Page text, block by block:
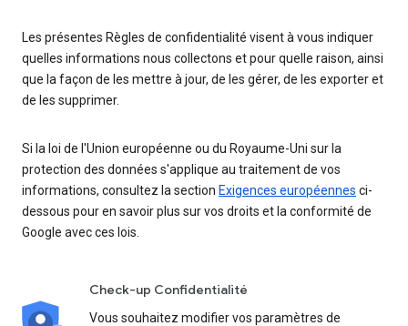
Les présentes Règles de confidentialité visent à vous indiquer
quelles informations nous collectons et pour quelle raison, ainsi
que la façon de les mettre à jour, de les gérer, de les exporter et
de les supprimer.
Si la loi de l'Union européenne ou du Royaume-Uni sur la
protection des données s'applique au traitement de vos
informations, consultez la section Exigences européennes ci-
dessous pour en savoir plus sur vos droits et la conformité de
Google avec ces lois.
Check-up Confidentialité
Vous souhaitez modifier vos paramètres de